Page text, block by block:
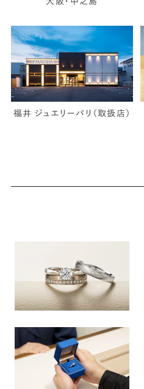
福井 ジュエリーパリ（取扱店）